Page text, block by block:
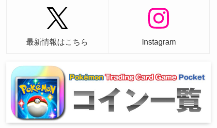
最新情報はこちら Instagram